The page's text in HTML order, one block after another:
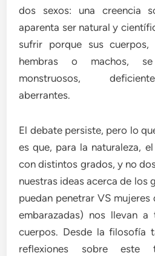
dos sexos: una creencia
aparenta ser natural y
sufrir porque sus cuerpos,
hembras o machos,
monstruosos,
aberrantes.
El debate persiste, pero lo
es que, para la naturaleza,
con distintos grados, y no
nuestras ideas acerca de los
puedan penetrar VS mujeres
embarazadas) nos llevan a
cuerpos. Desde la filosofía
reflexiones sobre este